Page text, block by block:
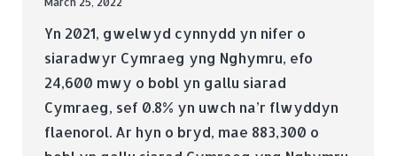
Yn 2021, gwelwyd cynnydd yn nifer o
siaradwyr Cymraeg yng Nghymru, efo
24,600 mwy o bobl yn gallu siarad
Cymraeg, sef 0.8% yn uwch na’r flwyddyn
flaenorol. Ar hyn o bryd, mae 883,300 o